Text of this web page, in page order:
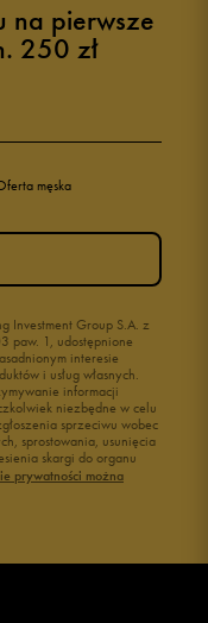
na pierwsze
250 zł
męska
Investment Group S.A. z
paw. 1, udostępnione
interesie
i usług własnych.
informacji
niezbędne w celu
sprzeciwu wobec
sprostowania, usunięcia
skargi do organu
prywatności można